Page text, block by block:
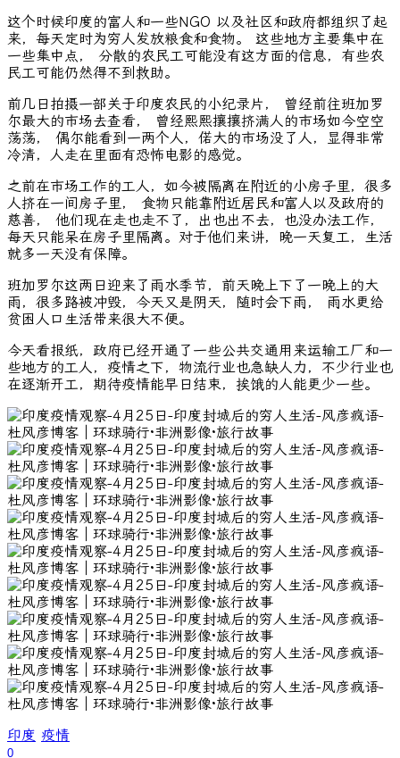
这个时候印度的富人和一些NGO 以及社区和政府都组织了起
来，每天定时为穷人发放粮食和食物。 这些地方主要集中在
一些集中点， 分散的农民工可能没有这方面的信息，有些农
民工可能仍然得不到救助。
前几日拍摄一部关于印度农民的小纪录片， 曾经前往班加罗
尔最大的市场去查看， 曾经熙熙攘攘挤满人的市场如今空空
荡荡， 偶尔能看到一两个人，偌大的市场没了人，显得非常
冷清，人走在里面有恐怖电影的感觉。
之前在市场工作的工人，如今被隔离在附近的小房子里，很多
人挤在一间房子里， 食物只能靠附近居民和富人以及政府的
慈善， 他们现在走也走不了，出也出不去，也没办法工作，
每天只能呆在房子里隔离。对于他们来讲，晚一天复工，生活
就多一天没有保障。
班加罗尔这两日迎来了雨水季节，前天晚上下了一晚上的大
雨，很多路被冲毁，今天又是阴天，随时会下雨， 雨水更给
贫困人口生活带来很大不便。
今天看报纸，政府已经开通了一些公共交通用来运输工厂和一
些地方的工人，疫情之下，物流行业也急缺人力，不少行业也
在逐渐开工，期待疫情能早日结束，挨饿的人能更少一些。
印度 疫情
0